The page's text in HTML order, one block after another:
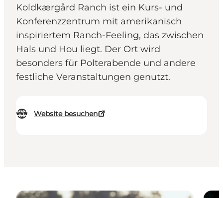
Koldkærgård Ranch ist ein Kurs- und
Konferenzzentrum mit amerikanisch
inspiriertem Ranch-Feeling, das zwischen
Hals und Hou liegt. Der Ort wird
besonders für Polterabende und andere
festliche Veranstaltungen genutzt.
Website besuchen